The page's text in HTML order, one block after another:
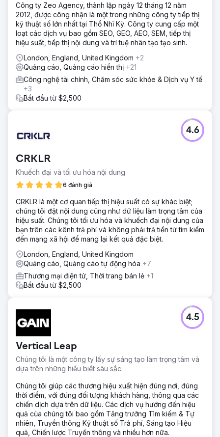
Giải pháp
🧭 Chúng tôi đã làm gì? (Phương pháp Lein) • Kiến trúc
hiệu suất: Meta Ads + Google Tìm kiếm + Đường hầm
chuyển đổi dựa trên WhatsApp • Thiết lập dựa trên dịch
vụ: Các bộ chiến dịch và thông điệp riêng biệt cho Cấy
tóc / Thẩm mỹ / Nha khoa • Bản địa hóa: Chúng tôi đã
điều chỉnh ngôn ngữ/thông điệp/sáng tạo cho phù hợp với
quốc gia và dịch vụ mục tiêu • Tối ưu hóa nhanh chóng:
Thử nghiệm A/B sáng tạo và tiếp cận, điều chỉnh giá thầu
hàng tuần • Tích hợp sản xuất: Giới thiệu bác sĩ trong môi
trường phòng khám, lời chứng thực của bệnh nhân, bộ
Kết quả & Giá trị Lein Digital đã triển khai mô hình tăng
hỗ trợ bởi sản xuất cho Vialife Clinic. Kết quả đầu ra dự
bệnh nhân quốc tế có thể mở rộng. • Chi tiêu (hàng tháng):
8.000 đô la • Khách hàng tiềm năng (Biểu mẫu +
hẹn (Ø): 26–32% • Doanh thu trên mỗi bệnh nhân (Ø):
3.500–4.800 đô la (tùy thuộc vào dịch vụ) • ROAS (Ø): 8–
10 lần
Chuyển đến trang agency
Công ty Zeo Agency, thành lập ngày 12 tháng 12 năm
2012, được công nhận là một trong những công ty tiếp thị
kỹ thuật số lớn nhất tại Thổ Nhĩ Kỳ. Công ty cung cấp một
loạt các dịch vụ bao gồm SEO, GEO, AEO, SEM, tiếp thị
hiệu suất, tiếp thị nội dung và trí tuệ nhân tạo tạo sinh.
London, England, United Kingdom +2
Quảng cáo, Quảng cáo hiển thị +21
Công nghệ tài chính, Chăm sóc sức khỏe & Dịch vụ Y tế
+3
Bắt đầu từ $2,500
CRKLR
Khuếch đại và tối ưu hóa nội dung
6 đánh giá
4.6
CRKLR là một cơ quan tiếp thị hiệu suất có sự khác biệt;
chúng tôi đặt nội dung cũng như dữ liệu làm trọng tâm của
hiệu suất. Chúng tôi tối ưu hóa và khuếch đại nội dung của
bạn trên các kênh trả phí và không phải trả tiền từ tìm kiếm
đến mạng xã hội để mang lại kết quả đặc biệt.
London, England, United Kingdom
Quảng cáo, Quảng cáo tự động hóa +7
Thương mại điện tử, Thời trang bán lẻ +1
Bắt đầu từ $2,500
Vertical Leap
Chúng tôi là một công ty lấy sự sáng tạo làm trọng tâm và
dựa trên những hiểu biết sâu sắc.
4.5
Chúng tôi giúp các thương hiệu xuất hiện đúng nơi, đúng
thời điểm, với đúng đối tượng khách hàng, thông qua các
chiến dịch dựa trên dữ liệu. Các dịch vụ hướng đến hiệu
quả của chúng tôi bao gồm Tăng trưởng Tìm kiếm & Tự
nhiên, Truyền thông Kỹ thuật số Trả phí, Sáng tạo Hiệu
quả, Chiến lược Truyền thông và nhiều hơn nữa.